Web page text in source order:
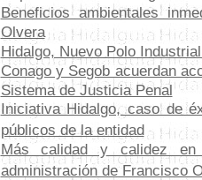
Beneficios ambientales
Olvera
Hidalgo, Nuevo Polo
Conago y Segob acuerdan
Sistema de Justicia Penal
Iniciativa Hidalgo, caso de
públicos de la entidad
Más calidad y calidez
administración de Francisco